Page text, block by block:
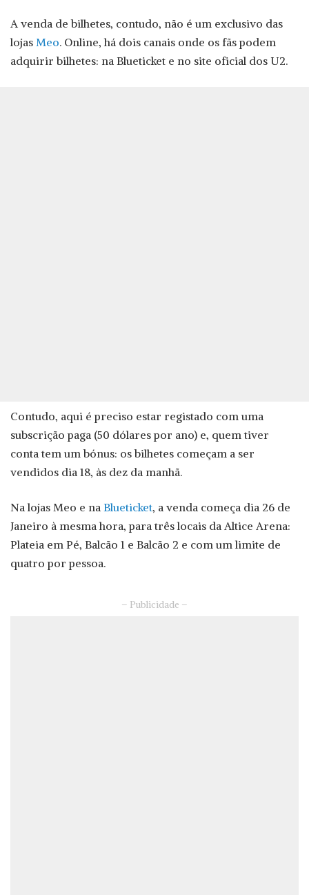
A venda de bilhetes, contudo, não é um exclusivo das
lojas Meo. Online, há dois canais onde os fãs podem
adquirir bilhetes: na Blueticket e no site oficial dos U2.
Contudo, aqui é preciso estar registado com uma
subscrição paga (50 dólares por ano) e, quem tiver
conta tem um bónus: os bilhetes começam a ser
vendidos dia 18, às dez da manhã.
Na lojas Meo e na Blueticket, a venda começa dia 26 de
Janeiro à mesma hora, para três locais da Altice Arena:
Plateia em Pé, Balcão 1 e Balcão 2 e com um limite de
quatro por pessoa.
– Publicidade –